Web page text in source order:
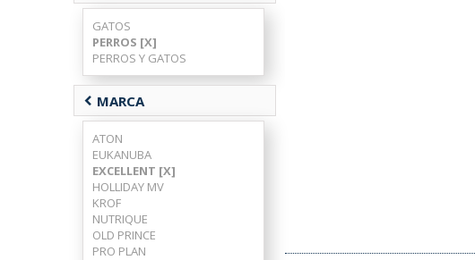
GATOS
PERROS [X]
PERROS Y GATOS
chevron_left MARCA
ATON
EUKANUBA
EXCELLENT [X]
HOLLIDAY MV
KROF
NUTRIQUE
OLD PRINCE
PRO PLAN